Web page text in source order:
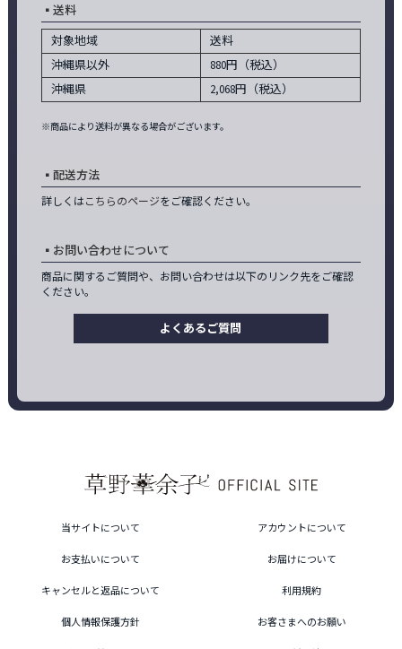
送料
対象地域
送料
沖縄県以外
880円（税込）
沖縄県
2,068円（税込）
※商品により送料が異なる場合がございます。
配送方法
詳しくはこちらのページをご確認ください。
お問い合わせについて
商品に関するご質問や、お問い合わせは以下のリンク先をご確認
ください。
よくあるご質問
当サイトについて アカウントについて
お支払いについて お届けについて
キャンセルと返品について 利用規約
個人情報保護方針 お客さまへのお願い